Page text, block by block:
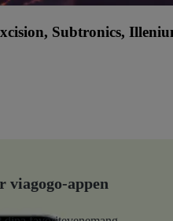
Subtronics,
viagogo-appen